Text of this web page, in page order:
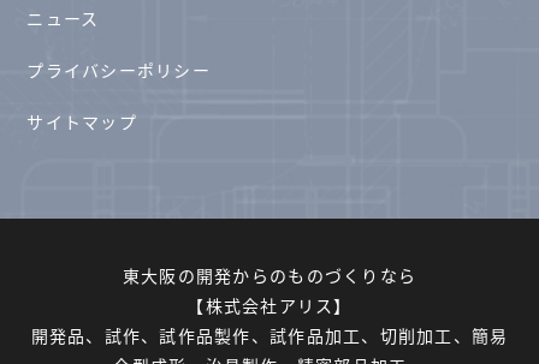
ニュース
プライバシーポリシー
サイトマップ
東大阪の開発からのものづくりなら
【株式会社アリス】
開発品、試作、試作品製作、試作品加工、切削加工、簡易